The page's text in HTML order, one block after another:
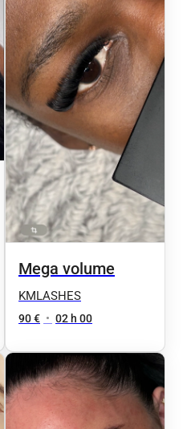
Mega volume
KMLASHES
90 € • 02 h 00